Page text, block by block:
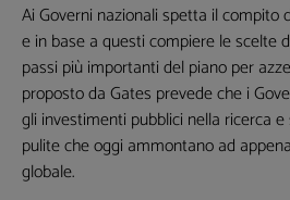
Ai Governi nazionali spetta il compito
e in base a questi compiere le scelte
passi più importanti del piano per
proposto da Gates prevede che i
gli investimenti pubblici nella ricerca
pulite che oggi ammontano ad
globale.